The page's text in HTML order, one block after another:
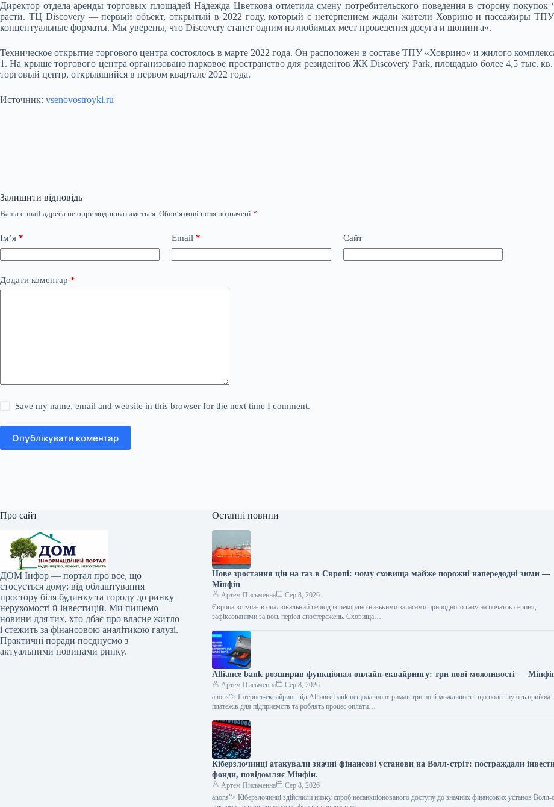
Директор отдела аренды торговых площадей Надежда Цветкова отметила смену потребительского поведения в сторону покупок
расти. ТЦ Discovery — первый объект, открытый в 2022 году, который с нетерпением ждали жители Ховрино и пассажиры
концептуальные форматы. Мы уверены, что Discovery станет одним из любимых мест проведения досуга и шопинга».
Техническое открытие торгового центра состоялось в марте 2022 года. Он расположен в составе ТПУ «Ховрино» и жилого
1. На крыше торгового центра организовано парковое пространство для резидентов ЖК Discovery Park, площадью более 4,5 тыс.
торговый центр, открывшийся в первом квартале 2022 года.
Источник: vsenovostroyki.ru
Залишити відповідь
Ваша e-mail адреса не оприлюднюватиметься. Обов’язкові поля позначені *
Ім’я * Email * Сайт
Додати коментар *
Save my name, email and website in this browser for the next time I comment.
Опублікувати коментар
Про сайт
ДОМ Інфор — портал про все, що
стосується дому: від облаштування
простору біля будинку та городу до ринку
нерухомості й інвестицій. Ми пишемо
новини для тих, хто дбає про власне житло
і стежить за фінансовою аналітикою галузі.
Практичні поради поєднуємо з
актуальними новинами ринку.
Останні новини
Нове зростання цін на газ в Європі: чому сховища майже порожні напередодні зими —
Мінфін
Артем Письменна
Сер 8, 2026
Європа вступає в опалювальний період із рекордно низькими запасами природного газу на початок серпня,
зафіксованими за весь період спостережень. Сховища…
Alliance bank розширив функціонал онлайн-еквайрингу: три нові можливості —
Артем Письменна
Сер 8, 2026
anons”> Інтернет-еквайринг від Alliance bank нещодавно отримав три нові можливості, що полегшують прийом
платежів для підприємств та роблять процес оплати…
Кіберзлочинці атакували значні фінансові установи на Волл-стріт: постраждали
фонди, повідомляє Мінфін.
Артем Письменна
Сер 8, 2026
anons”> Кіберзлочинці здійснили низку спроб несанкціонованого доступу до значних фінансових установ Волл-